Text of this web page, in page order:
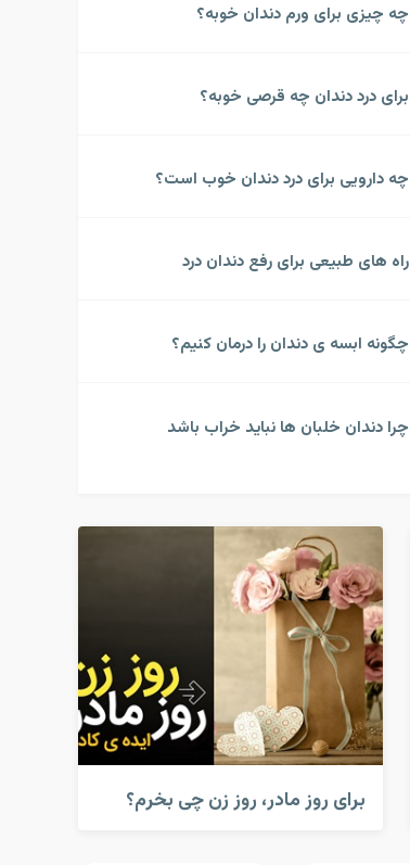
چه چیزی برای ورم دندان خوبه؟
برای درد دندان چه قرصی خوبه؟
چه دارویی برای درد دندان خوب است؟
راه های طبیعی برای رفع دندان درد
چگونه ابسه ی دندان را درمان کنیم؟
چرا دندان خلبان ها نباید خراب باشد
برای روز مادر، روز زن چی بخرم؟